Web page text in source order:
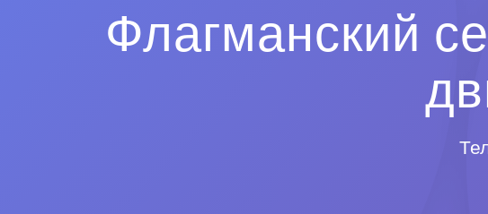
Флагманский